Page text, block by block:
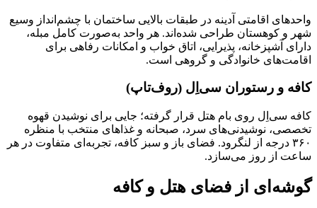
واحدهای اقامتی آدینه در طبقات بالایی ساختمان با چشم‌انداز وسیع
شهر و کوهستان طراحی شده‌اند. هر واحد به‌صورت کامل مبله،
دارای آشپزخانه، پذیرایی، اتاق خواب و امکانات رفاهی برای
اقامت‌های خانوادگی و گروهی است.
کافه و رستوران سی‌اِل (روف‌تاپ)
کافه سی‌اِل روی بام هتل قرار گرفته؛ جایی برای نوشیدن قهوه
تخصصی، نوشیدنی‌های سرد، صبحانه و غذاهای منتخب با منظره
۳۶۰ درجه از لنگرود. فضای باز و سبز کافه، تجربه‌ای متفاوت در هر
ساعت از روز می‌سازد.
گوشه‌ای از فضای هتل و کافه